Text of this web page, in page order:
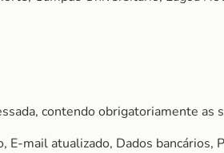
contendo obrigatoriamente as
mail atualizado, Dados bancários,